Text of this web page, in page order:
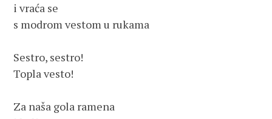
i vraća se
s modrom vestom u rukama
Sestro, sestro!
Topla vesto!
Za naša gola ramena